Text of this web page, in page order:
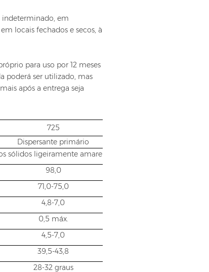
indeterminado, em
locais fechados e secos, à
para uso por 12 meses
poderá ser utilizado, mas
após a entrega seja
725
Dispersante primário
sólidos ligeiramente amarelados
98,0
71,0-75,0
4,8-7,0
0,5 máx.
4,5-7,0
39,5-43,8
28-32 graus